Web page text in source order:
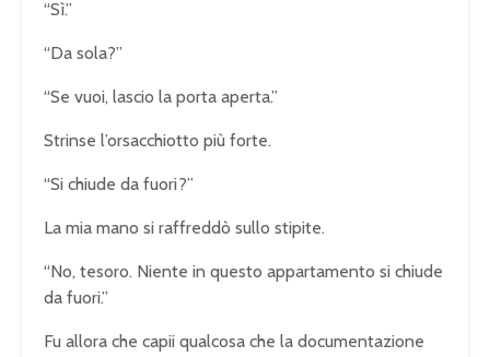
“Sì.”
“Da sola?”
“Se vuoi, lascio la porta aperta.”
Strinse l’orsacchiotto più forte.
“Si chiude da fuori?”
La mia mano si raffreddò sullo stipite.
“No, tesoro. Niente in questo appartamento si chiude
da fuori.”
Fu allora che capii qualcosa che la documentazione